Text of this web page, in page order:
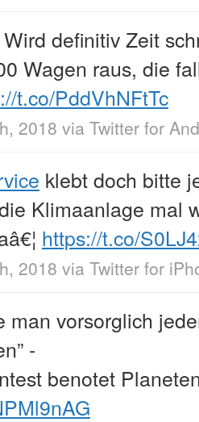
Wird definitiv Zeit
Wagen raus, die
t.co/PddVhNFtTc
2018 via Twitter for
klebt doch bitte
Klimaanlage mal
https://t.co/
2018 via Twitter for
man vorsorglich
-
benotet